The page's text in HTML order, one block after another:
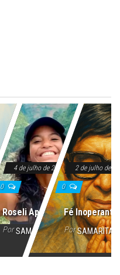
4 de julho de 2025
0
Roseli Aparecida
Por SAMARITANOS
2 de julho de
0
Fé Inoperante
Por